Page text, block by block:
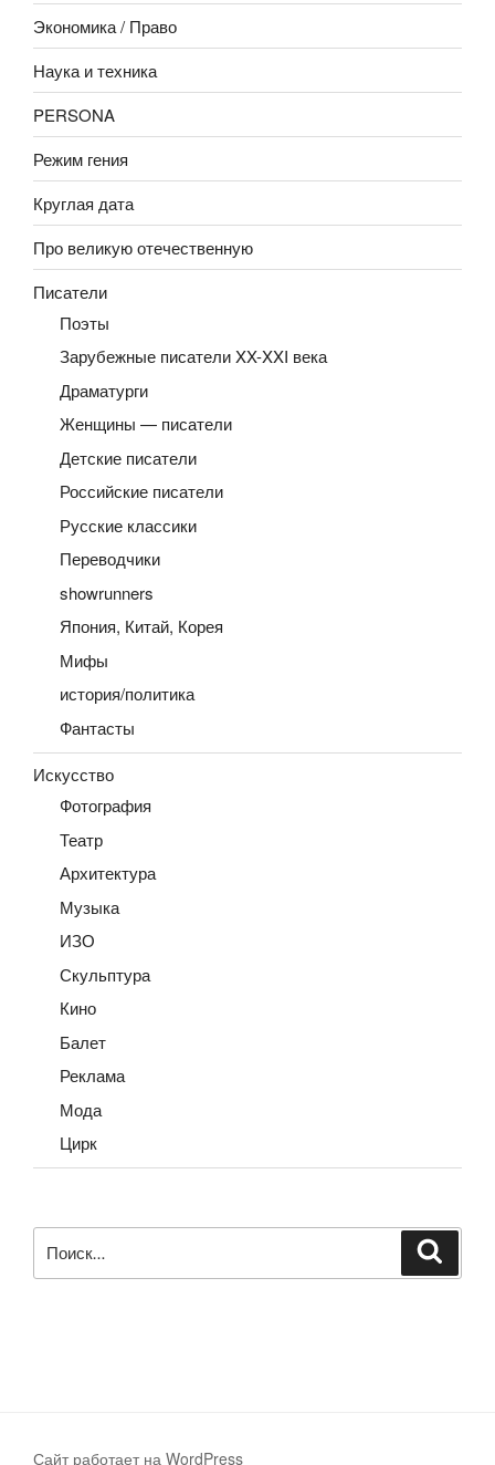
Экономика / Право
Наука и техника
PERSONA
Режим гения
Круглая дата
Про великую отечественную
Писатели
Поэты
Зарубежные писатели XX-XXI века
Драматурги
Женщины — писатели
Детские писатели
Российские писатели
Русские классики
Переводчики
showrunners
Япония, Китай, Корея
Мифы
история/политика
Фантасты
Искусство
Фотография
Театр
Архитектура
Музыка
ИЗО
Скульптура
Кино
Балет
Реклама
Мода
Цирк
Сайт работает на WordPress